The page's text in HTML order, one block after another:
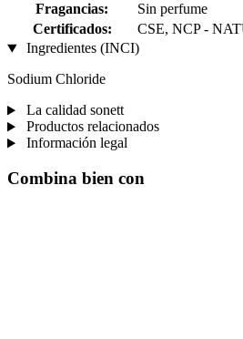
Fragancias:
Sin perfume
Certificados:
CSE, NCP -
Ingredientes (INCI)
Sodium Chloride
La calidad sonett
Productos relacionados
Información legal
Combina bien con